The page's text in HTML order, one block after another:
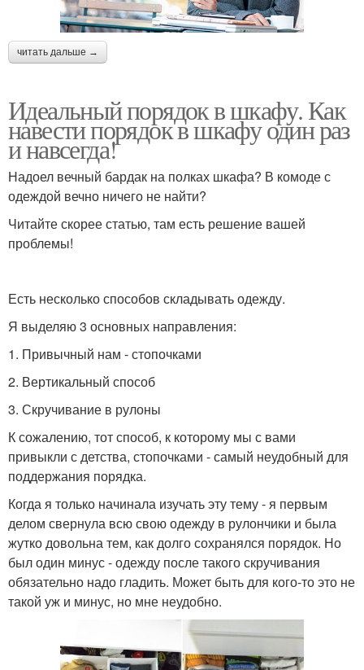
читать дальше →
Идеальный порядок в шкафу. Как
навести порядок в шкафу один раз
и навсегда!
Надоел вечный бардак на полках шкафа? В комоде с
одеждой вечно ничего не найти?
Читайте скорее статью, там есть решение вашей
проблемы!
Есть несколько способов складывать одежду.
Я выделяю 3 основных направления:
1. Привычный нам - стопочками
2. Вертикальный способ
3. Скручивание в рулоны
К сожалению, тот способ, к которому мы с вами
привыкли с детства, стопочками - самый неудобный для
поддержания порядка.
Когда я только начинала изучать эту тему - я первым
делом свернула всю свою одежду в рулончики и была
жутко довольна тем, как долго сохранялся порядок. Но
был один минус - одежду после такого скручивания
обязательно надо гладить. Может быть для кого-то это не
такой уж и минус, но мне неудобно.